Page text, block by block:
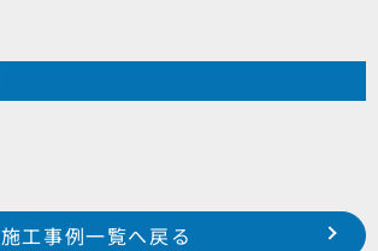
施工事例一覧へ戻る